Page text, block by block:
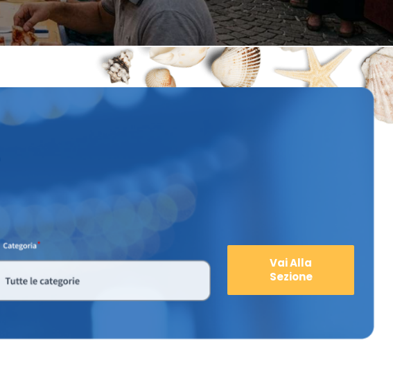
Vai Alla
Sezione